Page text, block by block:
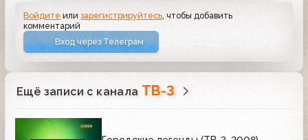
Войдите илизарегистрируйтесь, чтобы добавить
комментарий
Вход через Телеграм
Ещё записи с канала ТВ-3